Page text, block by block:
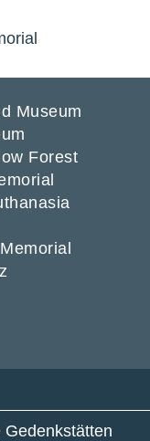
Museum
Forest